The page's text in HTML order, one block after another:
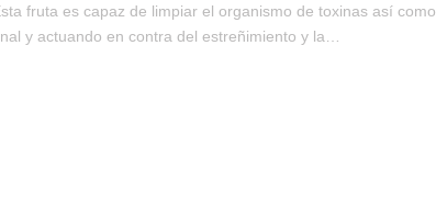
fruta es capaz de limpiar el organismo de toxinas así como
y actuando en contra del estreñimiento y la…